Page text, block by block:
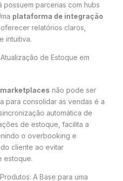
possuem parcerias com hubs
plataforma de integração
relatórios claros,
intuitiva.
de Estoque em
não pode ser
para consolidar as vendas é a
automática de
de estoque, facilita a
o overbooking e
cliente ao evitar
estoque.
A Base para uma